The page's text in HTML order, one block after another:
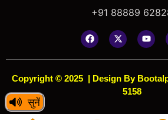
सुनें
+91 88889
Copyright © 2025 | Design By
5158